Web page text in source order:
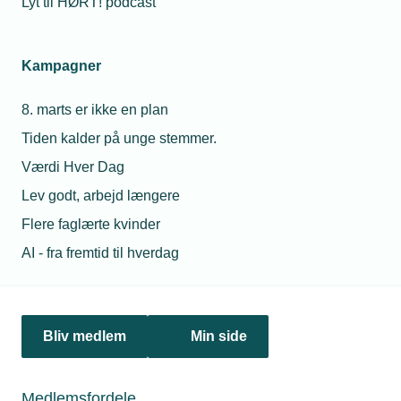
Kampagner
8. marts er ikke en plan
Tiden kalder på unge stemmer.
Værdi Hver Dag
Lev godt, arbejd længere
Flere faglærte kvinder
AI - fra fremtid til hverdag
Bliv medlem Min side
Ny digital indgang til elektrikerlærlinge
over på lærepladsen.dk. Som virksomhed skal du derfor nu
kun forholde dig til én digital indgang, når du skal indgå
uddannelsesaftaler.